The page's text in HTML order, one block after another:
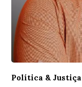
Política & Justiça